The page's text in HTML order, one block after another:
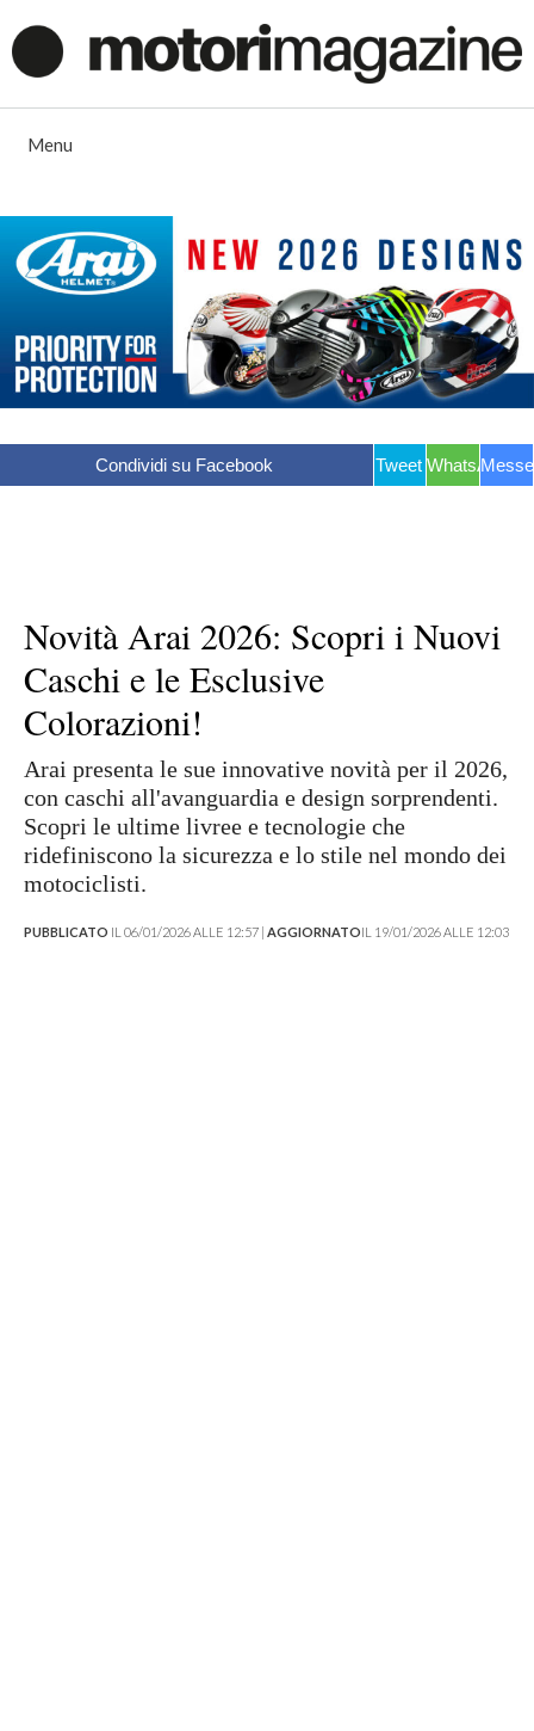
al
contenuto
Menu
Condividi su Facebook Tweet WhatsApp
Novità Arai 2026: Scopri i Nuovi
Caschi e le Esclusive
Colorazioni!
Arai presenta le sue innovative novità per il 2026,
con caschi all'avanguardia e design sorprendenti.
Scopri le ultime livree e tecnologie che
ridefiniscono la sicurezza e lo stile nel mondo dei
motociclisti.
PUBBLICATO IL 06/01/2026 ALLE 12:57 | AGGIORNATOIL 19/01/2026 ALLE 12:03